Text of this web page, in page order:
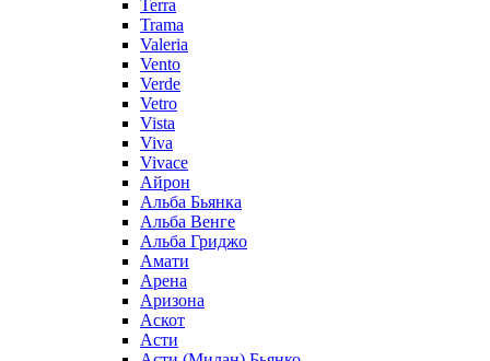
Terra
Trama
Valeria
Vento
Verde
Vetro
Vista
Viva
Vivace
Айрон
Альба Бьянка
Альба Венге
Альба Гриджо
Амати
Арена
Аризона
Аскот
Асти